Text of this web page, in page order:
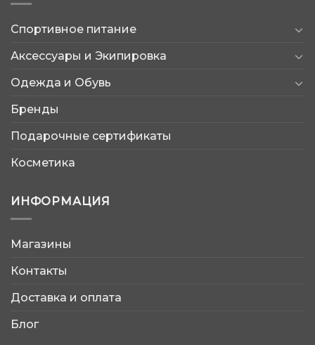
Спортивное питание
Аксессуары и Экипировка
Одежда и Обувь
Бренды
Подарочные сертификаты
Косметика
ИНФОРМАЦИЯ
Магазины
Контакты
Доставка и оплата
Блог